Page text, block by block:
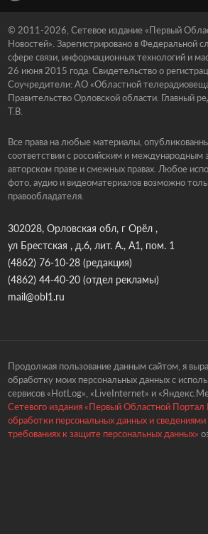
© 2011-2026, Сетевое издание «Первый
Новостей». Зарегистрировано в Федеральной
сфере связи, информационных технологий и
26 июня 2015 года. Свидетельство о
Соучредители: АО «Областной
Правительство Орловской области. Главный
Т.В.
Все права на любые материалы,
соответствии с российским и международным
авторском праве и смежных правах. Любое
фото, аудио и видеоматериалов возможно
правообладателя.
302028, Орловская обл, г Орёл ,
ул Брестская , д.6, лит. А., А1, пом. 1
(4862) 76-10-28(редакция)
(4862) 44-40-20(отдел рекламы)
mail@obl1.ru
Продолжая пользование данным сайтом, я
обработку моих персональных данных с
сервисов «HotLog», «LiveInternet» и
Сетевого издания «Первый Областной
обработки персональных данных и
требованиях к защите персональных данных»